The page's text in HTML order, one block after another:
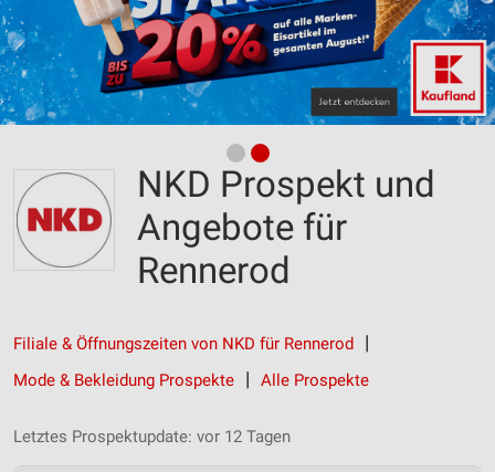
NKD Prospekt und
Angebote für
Rennerod
Filiale & Öffnungszeiten von NKD für Rennerod
Mode & Bekleidung Prospekte
Alle Prospekte
Letztes Prospektupdate: vor 12 Tagen